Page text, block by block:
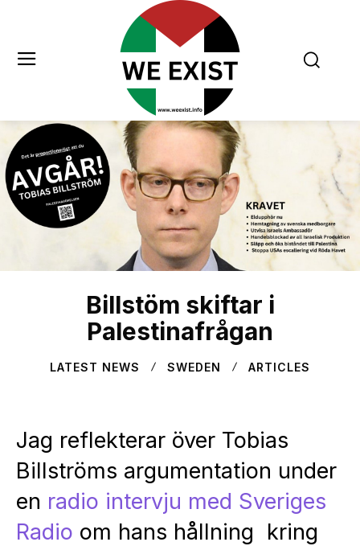
Billstöm skiftar i
Palestinafrågan
LATEST NEWS SWEDEN ARTICLES
Jag reflekterar över Tobias
Billströms argumentation under
en radio intervju med Sveriges
Radio om hans hållning kring